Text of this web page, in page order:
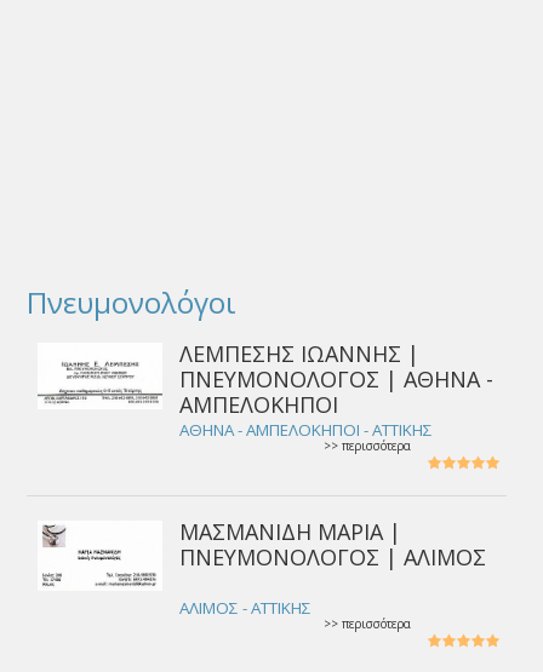
Πνευμονολόγοι
ΛΕΜΠΕΣΗΣ ΙΩΑΝΝΗΣ |
ΠΝΕΥΜΟΝΟΛΟΓΟΣ | ΑΘΗΝΑ -
ΑΜΠΕΛΟΚΗΠΟΙ
ΑΘΗΝΑ - ΑΜΠΕΛΟΚΗΠΟΙ - ΑΤΤΙΚΗΣ
>> περισσότερα
ΜΑΣΜΑΝΙΔΗ ΜΑΡΙΑ |
ΠΝΕΥΜΟΝΟΛΟΓΟΣ | ΑΛΙΜΟΣ
ΑΛΙΜΟΣ - ΑΤΤΙΚΗΣ
>> περισσότερα